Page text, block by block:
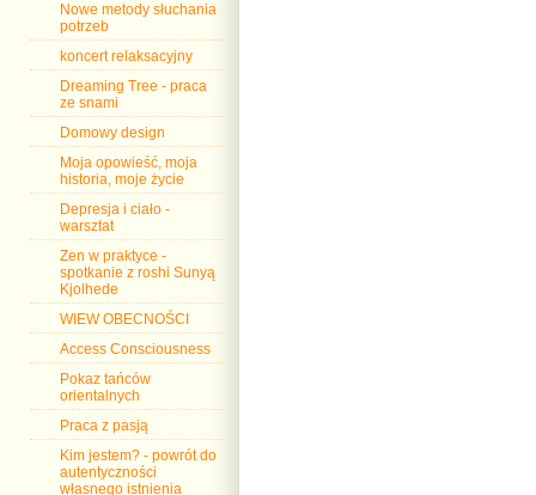
Nowe metody słuchania
potrzeb
koncert relaksacyjny
Dreaming Tree - praca
ze snami
Domowy design
Moja opowieść, moja
historia, moje życie
Depresja i ciało -
warsztat
Zen w praktyce -
spotkanie z roshi Sunyą
Kjolhede
WIEW OBECNOŚCI
Access Consciousness
Pokaz tańców
orientalnych
Praca z pasją
Kim jestem? - powrót do
autentyczności
własnego istnienia